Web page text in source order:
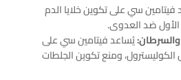
فيتامين سي على تكوين خلايا الدم
ضد العدوى.
يُساعد فيتامين سي على
ومنع تكوين الجلطات